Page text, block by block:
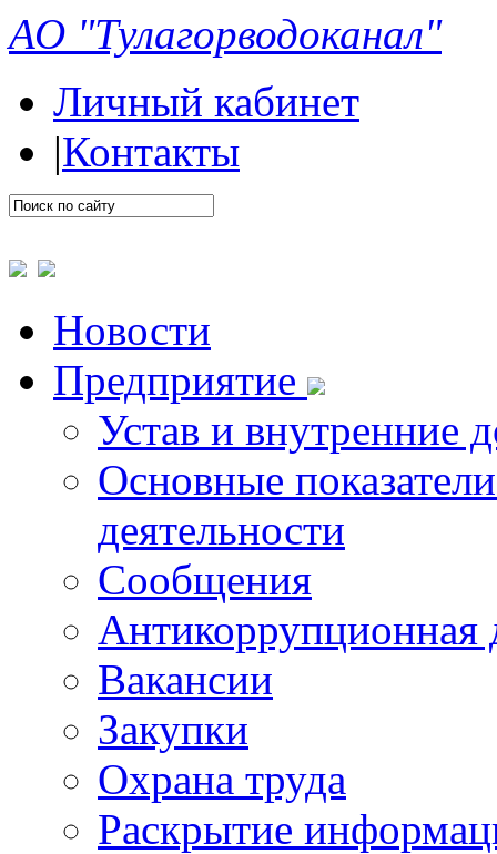
АО "Тулагорводоканал"
Личный кабинет
|Контакты
Новости
Предприятие
Устав и внутренние
Основные
деятельности
Сообщения
Антикоррупционная
Вакансии
Закупки
Охрана труда
Раскрытие